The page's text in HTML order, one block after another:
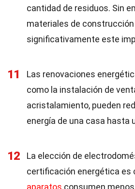
cantidad de residuos. Sin
materiales de
significativamente este
11
Las renovaciones
como la instalación de
acristalamiento, pueden
energía de una casa hasta
12
La elección de
certificación energética es
aparatos consumen